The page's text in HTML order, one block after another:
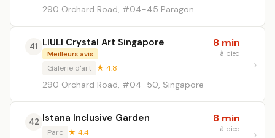
290 Orchard Road, #04-45 Paragon
41 LIULI Crystal Art Singapore
Meilleurs avis
Galerie d'art ★ 4.8
290 Orchard Road, #04-50, Singapore
8 min
à pied
42 Istana Inclusive Garden
Parc ★ 4.4
8 min
à pied